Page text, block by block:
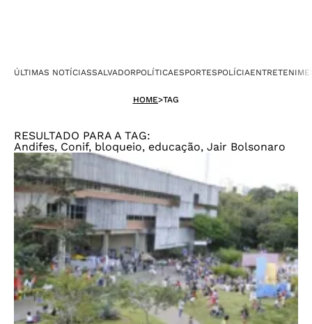
ÚLTIMAS NOTÍCIASSALVADORPOLÍTICAESPORTESPOLÍCIA
HOME>TAG
RESULTADO PARA A TAG:
Andifes, Conif, bloqueio, educação, Jair Bolsonaro